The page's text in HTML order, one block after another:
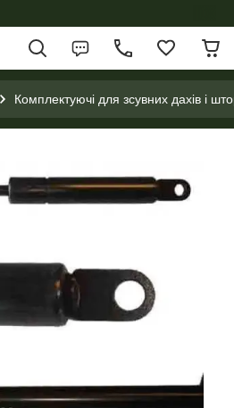
Комплектуючі для зсувних дахів і